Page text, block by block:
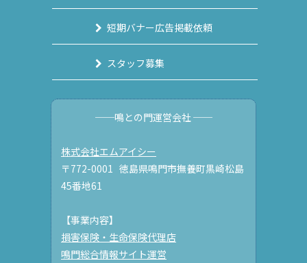
短期バナー広告掲載依頼
スタッフ募集
──鳴との門運営会社 ──
株式会社エムアイシー
〒772-0001 徳島県鳴門市撫養町黒崎松島
45番地61
【事業内容】
損害保険・生命保険代理店
鳴門総合情報サイト運営